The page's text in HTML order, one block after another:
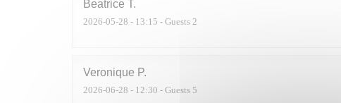
Beatrice T
2026-05-28 - 13:15 - Guests 2
Veronique P
2026-06-28 - 12:30 - Guests 5